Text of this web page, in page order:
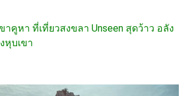
าคูหา ที่เที่ยวสงขลา Unseen สุดว้าว อลัง
หุบเขา